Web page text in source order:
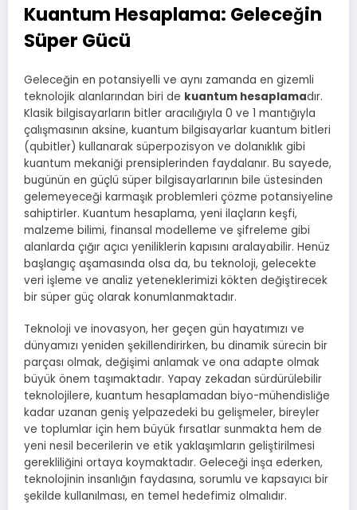
Kuantum Hesaplama: Geleceğin
Süper Gücü
Geleceğin en potansiyelli ve aynı zamanda en gizemli
teknolojik alanlarından biri de kuantum hesaplamadır.
Klasik bilgisayarların bitler aracılığıyla 0 ve 1 mantığıyla
çalışmasının aksine, kuantum bilgisayarlar kuantum bitleri
(qubitler) kullanarak süperpozisyon ve dolanıklık gibi
kuantum mekaniği prensiplerinden faydalanır. Bu sayede,
bugünün en güçlü süper bilgisayarlarının bile üstesinden
gelemeyeceği karmaşık problemleri çözme potansiyeline
sahiptirler. Kuantum hesaplama, yeni ilaçların keşfi,
malzeme bilimi, finansal modelleme ve şifreleme gibi
alanlarda çığır açıcı yeniliklerin kapısını aralayabilir. Henüz
başlangıç aşamasında olsa da, bu teknoloji, gelecekte
veri işleme ve analiz yeteneklerimizi kökten değiştirecek
bir süper güç olarak konumlanmaktadır.
Teknoloji ve inovasyon, her geçen gün hayatımızı ve
dünyamızı yeniden şekillendirirken, bu dinamik sürecin bir
parçası olmak, değişimi anlamak ve ona adapte olmak
büyük önem taşımaktadır. Yapay zekadan sürdürülebilir
teknolojilere, kuantum hesaplamadan biyo-mühendisliğe
kadar uzanan geniş yelpazedeki bu gelişmeler, bireyler
ve toplumlar için hem büyük fırsatlar sunmakta hem de
yeni nesil becerilerin ve etik yaklaşımların geliştirilmesi
gerekliliğini ortaya koymaktadır. Geleceği inşa ederken,
teknolojinin insanlığın faydasına, sorumlu ve kapsayıcı bir
şekilde kullanılması, en temel hedefimiz olmalıdır.